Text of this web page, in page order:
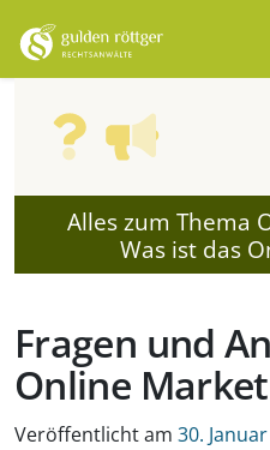
Alles zum Thema
Was ist das
Fragen und
Online
Veröffentlicht am 30.